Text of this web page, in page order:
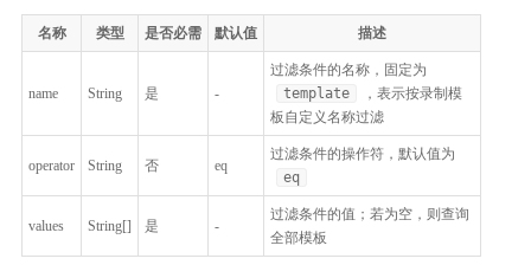
名称 类型 是否必需 默认值 描述
name String 是 -
过滤条件的名称，固定为
template
，表示按录制模
板自定义名称过滤
operator String 否 eq
过滤条件的操作符，默认值为
eq
values String[] 是 -
过滤条件的值；若为空，则查询
全部模板